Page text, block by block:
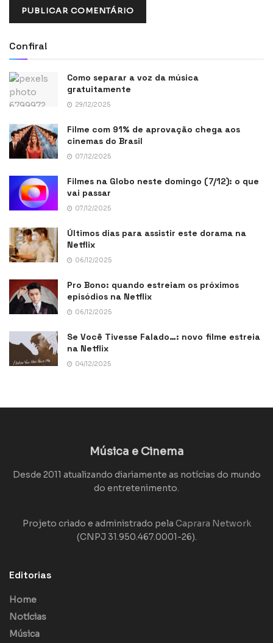
Confira!
Como separar a voz da música
gratuitamente
29/12/2025
Filme com 91% de aprovação chega aos
cinemas do Brasil
07/12/2025
Filmes na Globo neste domingo (7/12): o que
vai passar
07/12/2025
Últimos dias para assistir este dorama na
Netflix
06/12/2025
Pro Bono: quando estreiam os próximos
episódios na Netflix
06/12/2025
Se Você Tivesse Falado…: novo filme estreia
na Netflix
04/12/2025
Música e Cinema
Desde 2011 atualizando diariamente as notícias do mundo
do entretenimento.
Projeto criado e administrado pela Caprara Network
(CNPJ 31.950.467.0001-26).
Editorias
Home
Notícias
Música